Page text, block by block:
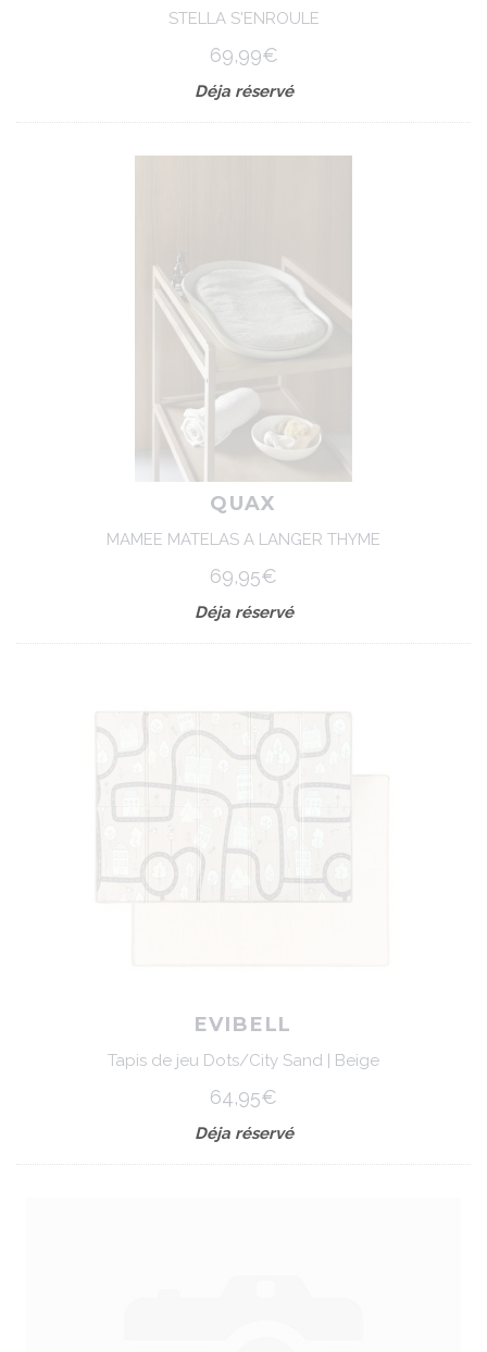
STELLA S'ENROULE
69,99€
Déja réservé
QUAX
MAMEE MATELAS A LANGER THYME
69,95€
Déja réservé
EVIBELL
Tapis de jeu Dots/City Sand | Beige
64,95€
Déja réservé